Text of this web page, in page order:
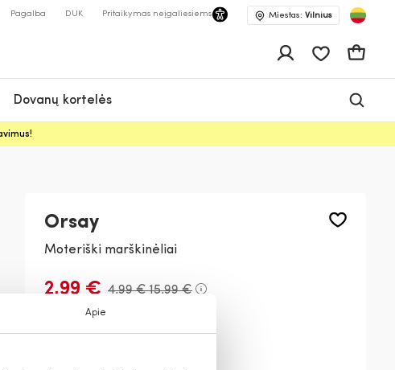
Apie
Pagalba DUK Pritaikymas neįgaliesiems Miestas: Vilnius
Pageidavimų
Dovanų kortelės
Orsay
Moteriški marškinėliai
2,99 € 4,99 €15,99 €